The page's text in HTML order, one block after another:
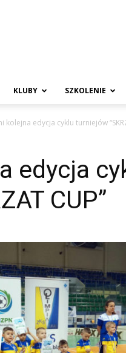
KLUBY SZKOLENIE
kolejna edycja cyklu turniejów
edycja
CUP”